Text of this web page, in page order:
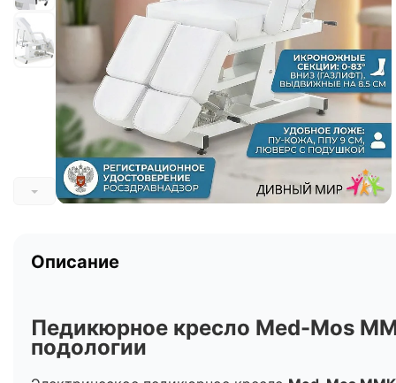
Описание
Педикюрное кресло Med-Mos
подологии